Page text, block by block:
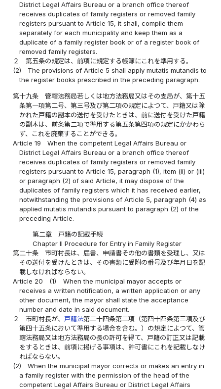
District Legal Affairs Bureau or a branch office thereof
receives duplicates of family registers or removed family
registers pursuant to Article 15, it shall, compile them
separately for each municipality and keep them as a
duplicate of a family register book or of a register book of
removed family registers.
２
第五条の規定は、前項に規定する帳簿にこれを準用する。
(2)
The provisions of Article 5 shall apply mutatis mutandis to
the register books prescribed in the preceding paragraph.
第十九条
管轄法務局若しくは地方法務局又はその支局が、第十五
条第一項第二号、第三号及び第二項の規定によつて、戸籍又は除
かれた戸籍の副本の送付を受けたときは、前に送付を受けた戸籍
の副本は、前条第二項で準用する第五条第四項の規定にかかわら
ず、これを廃棄することができる。
Article 19
When the competent Legal Affairs Bureau or
District Legal Affairs Bureau or a branch office thereof
receives duplicates of family registers or removed family
registers pursuant to Article 15, paragraph (1), item (ii) or (iii)
or paragraph (2) of said Article, it may dispose of the
duplicates of family registers which it has received earlier,
notwithstanding the provisions of Article 5, paragraph (4) as
applied mutatis mutandis pursuant to paragraph (2) of the
preceding Article.
第二章 戸籍の記載手続
Chapter II Procedure for Entry in Family Register
第二十条
市町村長は、届書、申請書その他の書類を受理し、又は
その送付を受けたときは、その書類に受附の番号及び年月日を記
載しなければならない。
Article 20
(1)
When the municipal mayor accepts or
receives a written notification, a written application or any
other document, the mayor shall state the acceptance
number and date in said document.
２
市町村長が、 戸籍法第二十四条第二項（第四十四条第三項及び
第四十五条において準用する場合を含む。）の規定によつて、管
轄法務局又は地方法務局の長の許可を得て、戸籍の訂正又は記載
をするときは、前項に掲げる事項は、許可書にこれを記載しなけ
ればならない。
(2)
When the municipal mayor corrects or makes an entry in
a family register with the permission of the head of the
competent Legal Affairs Bureau or District Legal Affairs